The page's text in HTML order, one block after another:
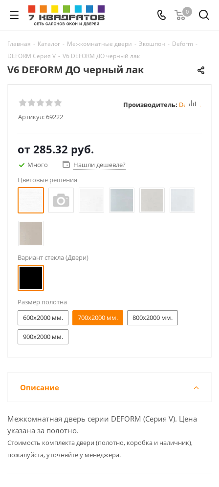
0
Главная - Каталог - Межкомнатные двери - Экошпон - Deform -
DEFORM Серия V - V6 DEFORM ДО черный лак
V6 DEFORM ДО черный лак
Артикул:69222
Производитель: Deform
от 285.32 руб.
Много
Нашли дешевле?
Цветовые решения
Вариант стекла (Двери)
Размер полотна
600x2000 мм.
700x2000 мм. 800x2000 мм.
900x2000 мм.
Описание
Межкомнатная дверь серии DEFORM (Серия V). Цена
указана за полотно.
Cтоимость комплекта двери (полотно, коробка и наличник),
пожалуйста, уточняйте у менеджера.